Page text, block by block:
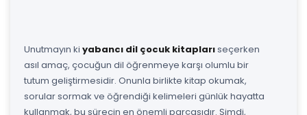
Unutmayın ki yabancı dil çocuk kitaplarıseçerken
asıl amaç, çocuğun dil öğrenmeye karşı olumlu bir
tutum geliştirmesidir. Onunla birlikte kitap okumak,
sorular sormak ve öğrendiği kelimeleri günlük hayatta
kullanmak, bu sürecin en önemli parçasıdır. Şimdi,